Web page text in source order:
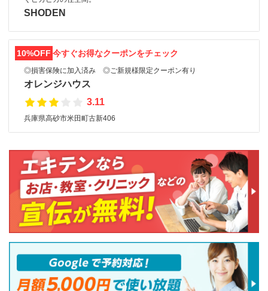
SHODEN
10%OFF 今すぐお得なクーポンをチェック
◎損害保険に加入済み ◎ご新規様限定クーポン有り
オレンジハウス
3.11
兵庫県高砂市米田町古新406